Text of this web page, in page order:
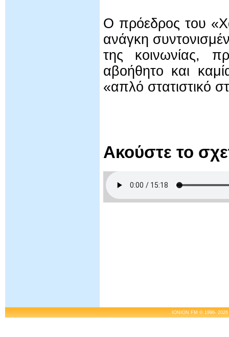
Ο πρόεδρος του
ανάγκη
της κοινωνίας,
αβοήθητο και
«απλό στατιστικό
Ακούστε το
IONION FM © 1996-